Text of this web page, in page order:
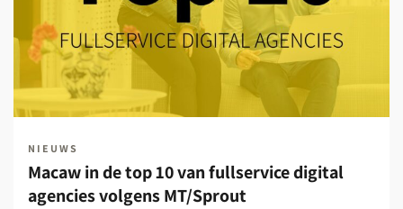
NIEUWS
Macaw in de top 10 van fullservice digital
agencies volgens MT/Sprout